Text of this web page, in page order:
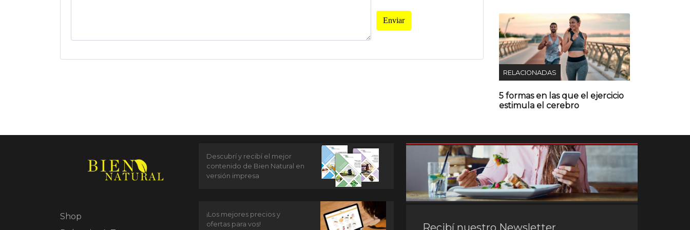
Enviar
RELACIONADAS
5 formas en las que el ejercicio
estimula el cerebro
Shop
Descubrí y recibí el mejor
contenido de Bien Natural en
versión impresa
¡Los mejores precios y
ofertas para vos!